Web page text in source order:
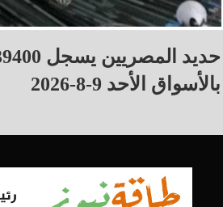
بالأسواق الأحد 9-8-2026